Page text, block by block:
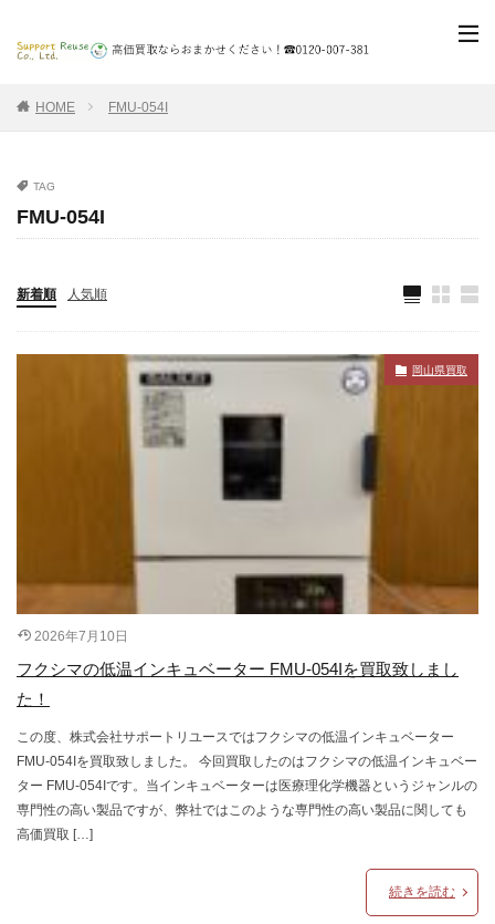
HOME FMU-054I
TAG
FMU-054I
新着順 人気順
岡山県買取
2026年7月10日
フクシマの低温インキュベーター FMU-054Iを買取致しまし
た！
この度、株式会社サポートリユースではフクシマの低温インキュベーター
FMU-054Iを買取致しました。 今回買取したのはフクシマの低温インキュベー
ター FMU-054Iです。当インキュベーターは医療理化学機器というジャンルの
専門性の高い製品ですが、弊社ではこのような専門性の高い製品に関しても
高価買取 […]
続きを読む